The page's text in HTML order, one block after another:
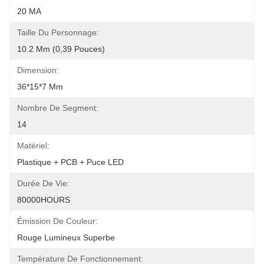
20 MA
Taille Du Personnage:
10.2 Mm (0,39 Pouces)
Dimension:
36*15*7 Mm
Nombre De Segment:
14
Matériel:
Plastique + PCB + Puce LED
Durée De Vie:
80000HOURS
Émission De Couleur:
Rouge Lumineux Superbe
Température De Fonctionnement: